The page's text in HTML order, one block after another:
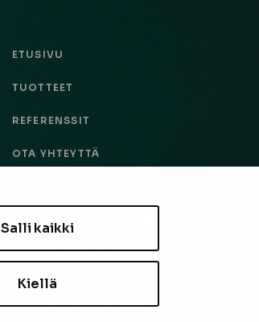
Salli kaikki
Kiellä
ETUSIVU
TUOTTEET
REFERENSSIT
OTA YHTEYTTÄ
EVÄSTEASETUKSET